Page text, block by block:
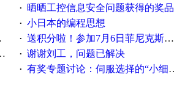
· 晒晒工控信息安全问题获得的奖品
· 小日本的编程思想
· 送积分啦！参加7月6日菲尼克斯在线研讨会即得
· 谢谢刘工，问题已解决
· 有奖专题讨论：伺服选择的“小细节大学问”奖励公告